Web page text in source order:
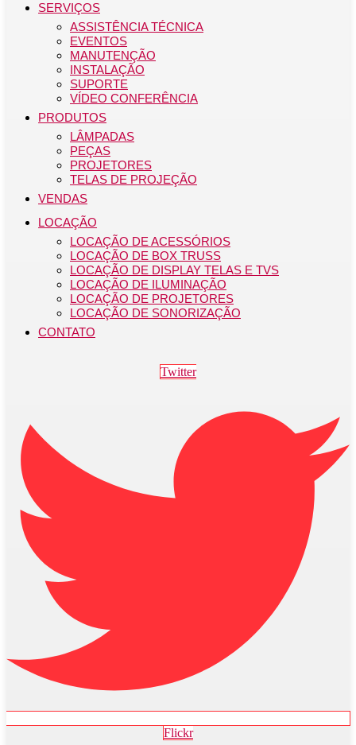
SERVIÇOS
ASSISTÊNCIA TÉCNICA
EVENTOS
MANUTENÇÃO
INSTALAÇÃO
SUPORTE
VÍDEO CONFERÊNCIA
PRODUTOS
LÂMPADAS
PEÇAS
PROJETORES
TELAS DE PROJEÇÃO
VENDAS
LOCAÇÃO
LOCAÇÃO DE ACESSÓRIOS
LOCAÇÃO DE BOX TRUSS
LOCAÇÃO DE DISPLAY TELAS E TVS
LOCAÇÃO DE ILUMINAÇÃO
LOCAÇÃO DE PROJETORES
LOCAÇÃO DE SONORIZAÇÃO
CONTATO
Twitter
Flickr